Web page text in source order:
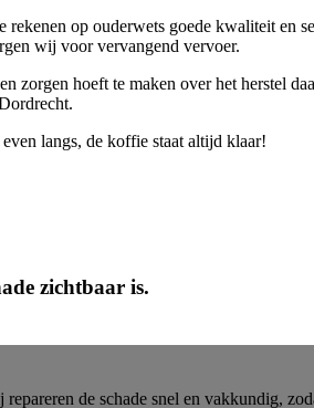
op ouderwets goede kwaliteit en
wij voor vervangend vervoer.
zorgen hoeft te maken over het herstel
langs, de koffie staat altijd klaar!
zichtbaar is.
de schade snel en vakkundig,